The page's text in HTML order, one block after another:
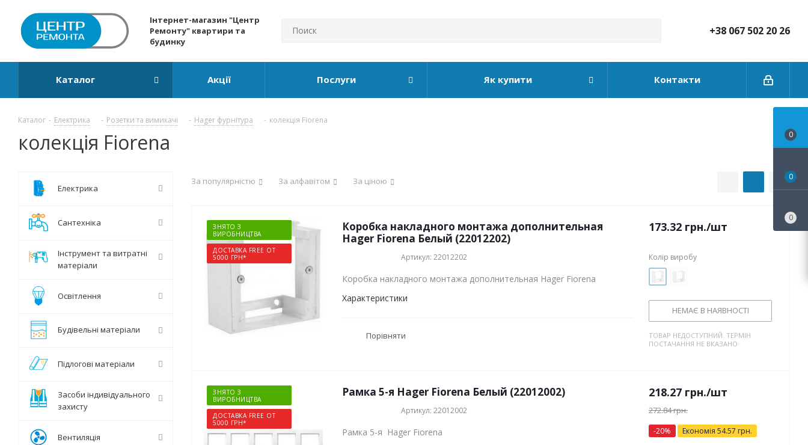
Інтернет-магазин "Центр
Ремонту" квартири та
будинку
+38 067 502 20 26
Каталог Акції Послуги Як купити Контакти
Каталог - Електрика - Розетки та вимикачі - Hager фурнітура - колекція Fiorena
колекція Fiorena
За популярністю За алфавітом За ціною
ЗНЯТО З
ВИРОБНИЦТВА
ДОСТАВКА FREE ОТ
5000 ГРН*
Коробка накладного монтажа дополнительная
Hager Fiorena Белый (22012202)
Артикул: 22012202
Коробка накладного монтажа дополнительная Hager Fiorena
Характеристики
Порівняти
173.32 грн./шт
Колір виробу
НЕМАЄ В НАЯВНОСТІ
ТОВАР НЕДОСТУПНИЙ. ТЕРМІН
ПОСТАЧАННЯ НЕ ВКАЗАНО
ЗНЯТО З
ВИРОБНИЦТВА
ДОСТАВКА FREE ОТ
5000 ГРН*
Рамка 5-я Hager Fiorena Белый (22012002)
Артикул: 22012002
Рамка 5-я Hager Fiorena
218.27 грн./шт
272.84грн.
-20% Економія 54.57 грн.
Електрика
Сантехніка
Інструмент та витратні
матеріали
Освітлення
Будівельні матеріали
Підлогові матеріали
Засоби індивідуального
захисту
Вентиляція
0
0
0